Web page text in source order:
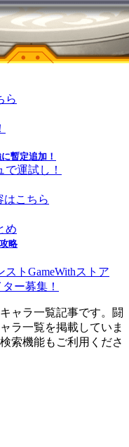
ら
暫定追加！
運試し！
はこちら
め
略
トGameWithストア
ー募集！
ャラ一覧記事です。闘
ラ一覧を掲載していま
索機能もご利用くださ